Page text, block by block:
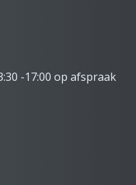
-17:00 op afspraak